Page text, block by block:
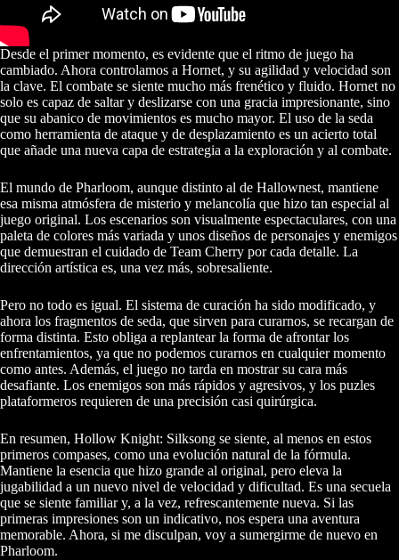
Desde el primer momento, es evidente que el ritmo de juego ha
cambiado. Ahora controlamos a Hornet, y su agilidad y velocidad son
la clave. El combate se siente mucho más frenético y fluido. Hornet no
solo es capaz de saltar y deslizarse con una gracia impresionante, sino
que su abanico de movimientos es mucho mayor. El uso de la seda
como herramienta de ataque y de desplazamiento es un acierto total
que añade una nueva capa de estrategia a la exploración y al combate.
El mundo de Pharloom, aunque distinto al de Hallownest, mantiene
esa misma atmósfera de misterio y melancolía que hizo tan especial al
juego original. Los escenarios son visualmente espectaculares, con una
paleta de colores más variada y unos diseños de personajes y enemigos
que demuestran el cuidado de Team Cherry por cada detalle. La
dirección artística es, una vez más, sobresaliente.
Pero no todo es igual. El sistema de curación ha sido modificado, y
ahora los fragmentos de seda, que sirven para curarnos, se recargan de
forma distinta. Esto obliga a replantear la forma de afrontar los
enfrentamientos, ya que no podemos curarnos en cualquier momento
como antes. Además, el juego no tarda en mostrar su cara más
desafiante. Los enemigos son más rápidos y agresivos, y los puzles
plataformeros requieren de una precisión casi quirúrgica.
En resumen, Hollow Knight: Silksong se siente, al menos en estos
primeros compases, como una evolución natural de la fórmula.
Mantiene la esencia que hizo grande al original, pero eleva la
jugabilidad a un nuevo nivel de velocidad y dificultad. Es una secuela
que se siente familiar y, a la vez, refrescantemente nueva. Si las
primeras impresiones son un indicativo, nos espera una aventura
memorable. Ahora, si me disculpan, voy a sumergirme de nuevo en
Pharloom.